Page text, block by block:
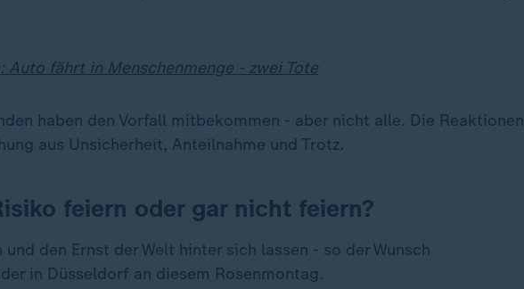
Auto fährt in Menschenmenge - zwei Tote
haben den Vorfall mitbekommen - aber nicht alle. Die Reaktionen
aus Unsicherheit, Anteilnahme und Trotz.
feiern oder gar nicht feiern?
den Ernst der Welt hinter sich lassen - so der Wunsch
in Düsseldorf an diesem Rosenmontag.